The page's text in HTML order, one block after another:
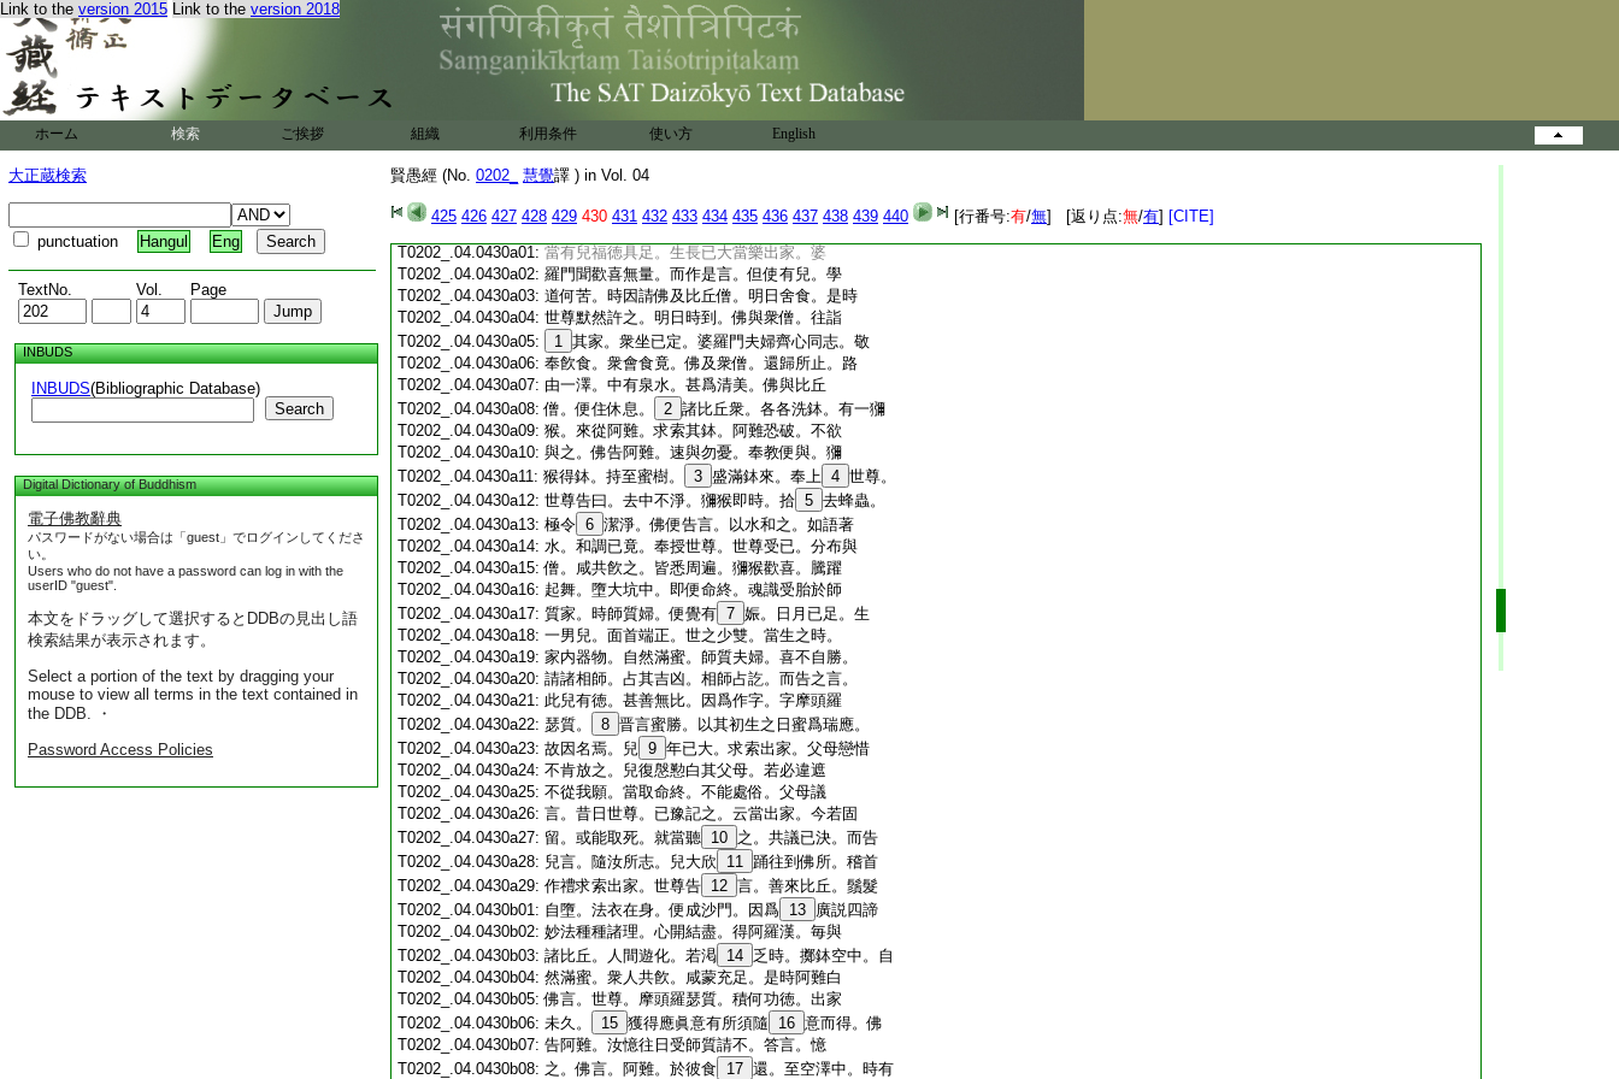
Link to the version 2015 Link to the version 2018
ホーム 検索 ご挨拶 組織 利用条件 使い方 English
大正蔵検索
punctuation Hangul Eng
TextNo. Vol. Page
INBUDS
INBUDS(Bibliographic Database)
Search
Digital Dictionary of Buddhism
電子佛教辭典
パスワードがない場合は「guest」でログインしてくださ
い。
Users who do not have a password can log in with the
userID "guest".
本文をドラッグして選択するとDDBの見出し語
検索結果が表示されます。
Select a portion of the text by dragging your
mouse to view all terms in the text contained in
the DDB. ・
Password Access Policies
賢愚經 (No. 0202_ 慧覺譯 ) in Vol. 04
425 426 427 428 429 430 431 432 433 434 435 436 437 438 439 440 [行番号:有/無] [返り点:無/有] [CITE]
T0202_.04.0429c19:愁惱。婆羅門婦。與一比丘尼。共爲知識。時
T0202_.04.0429c20:比丘尼。値到其舍。見其夫主。憂愁
T0202_.04.0429c21:問之言。汝夫何故。愁悴如是。婆羅門婦。即
T0202_.04.0429c22:
答之曰。家無子
姓。往問六師。六師占相云
當無兒。以是之故。愁憂不樂。時比丘尼。復
語之言。六師之徒。非一切智。何能知人業
T0202_.04.0429c25:行因縁。如來在世。明達諸法。過去未來。無
T0202_.04.0429c26:所障礙。可往問之。必足了知。比丘尼去
T0202_.04.0429c27:後。婦便白夫。如向所聞。時夫聞已。心便
T0202_.04.0429c28:開悟。更著新衣。往詣佛所。稽首 20 佛足。而
T0202_.04.0430a01: 當有兒福徳具足。生長已大當樂出家。婆
T0202_.04.0430a02: 羅門聞歡喜無量。而作是言。但使有兒。學
T0202_.04.0430a03: 道何苦。時因請佛及比丘僧。明日舍食。是時
T0202_.04.0430a04: 世尊默然許之。明日時到。佛與衆僧。往詣
T0202_.04.0430a05:
1 其家。衆坐已定。婆羅門夫婦齊心同志。敬
T0202_.04.0430a06: 奉飮食。衆會食竟。佛及衆僧。還歸所止。路
T0202_.04.0430a07: 由一澤。中有泉水。甚爲清美。佛與比丘
T0202_.04.0430a08:僧。便住休息。 2 諸比丘衆。各各洗鉢。有一獼
T0202_.04.0430a09: 猴。來從阿難。求索其鉢。阿難恐破。不欲
T0202_.04.0430a10: 與之。佛告阿難。速與勿憂。奉教便與。獼
T0202_.04.0430a11: 猴得鉢。持至蜜樹。 3 盛滿鉢來。奉上 4 世尊。
T0202_.04.0430a12: 世尊告曰。去中不淨。獼猴即時。拾 5 去蜂蟲。
T0202_.04.0430a13: 極令 6 潔淨。佛便告言。以水和之。如語著
T0202_.04.0430a14: 水。和調已竟。奉授世尊。世尊受已。分布與
T0202_.04.0430a15:僧。咸共飮之。皆悉周遍。獼猴歡喜。騰躍
T0202_.04.0430a16: 起舞。墮大坑中。即便命終。魂識受胎於師
T0202_.04.0430a17: 質家。時師質婦。便覺有 7 娠。日月已足。生
T0202_.04.0430a18: 一男兒。面首端正。世之少雙。當生之時。
T0202_.04.0430a19: 家内器物。自然滿蜜。師質夫婦。喜不自勝。
T0202_.04.0430a20: 請諸相師。占其吉凶。相師占訖。而告之言。
T0202_.04.0430a21: 此兒有徳。甚善無比。因爲作字。字摩頭羅
T0202_.04.0430a22: 瑟質。 8 晋言蜜勝。以其初生之日蜜爲瑞應。
T0202_.04.0430a23: 故因名焉。兒 9 年已大。求索出家。父母戀惜
T0202_.04.0430a24: 不肯放之。兒復慇懃白其父母。若必違遮
T0202_.04.0430a25: 不從我願。當取命終。不能處俗。父母議
T0202_.04.0430a26: 言。昔日世尊。已豫記之。云當出家。今若固
T0202_.04.0430a27: 留。或能取死。就當聽 10 之。共議已決。而告
T0202_.04.0430a28: 兒言。隨汝所志。兒大欣 11 踊往到佛所。稽首
T0202_.04.0430a29: 作禮求索出家。世尊告 12 言。善來比丘。鬚髮
T0202_.04.0430b01: 自墮。法衣在身。便成沙門。因爲 13 廣説四諦
T0202_.04.0430b02: 妙法種種諸理。心開結盡。得阿羅漢。毎與
T0202_.04.0430b03: 諸比丘。人間遊化。若渇 14 乏時。擲鉢空中。自
T0202_.04.0430b04: 然滿蜜。衆人共飮。咸蒙充足。是時阿難白
T0202_.04.0430b05:佛言。世尊。摩頭羅瑟質。積何功徳。出家
T0202_.04.0430b06: 未久。 15 獲得應眞意有所須隨 16 意而得。佛
T0202_.04.0430b07: 告阿難。汝憶往日受師質請不。答言。憶
T0202_.04.0430b08: 之。佛言。阿難。於彼食 17 還。至空澤中。時有